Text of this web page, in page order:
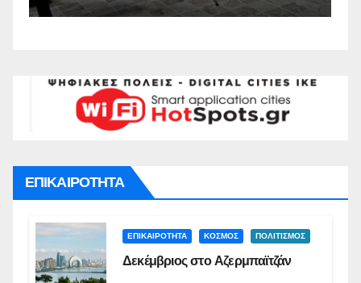
ΕΠΙΚΑΙΡΟΤΗΤΑ
ΕΠΙΚΑΙΡΟΤΗΤΑ ΚΟΣΜΟΣ ΠΟΛΙΤΙΣΜΟΣ
Δεκέμβριος στο Αζερμπαϊτζάν